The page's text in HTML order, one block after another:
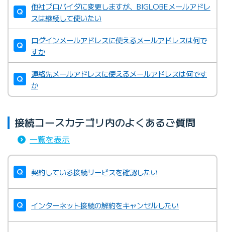
他社プロバイダに変更しますが、BIGLOBEメールアドレ
スは継続して使いたい
ログインメールアドレスに使えるメールアドレスは何で
すか
連絡先メールアドレスに使えるメールアドレスは何です
か
接続コースカテゴリ内のよくあるご質問
一覧を表示
契約している接続サービスを確認したい
インターネット接続の解約をキャンセルしたい